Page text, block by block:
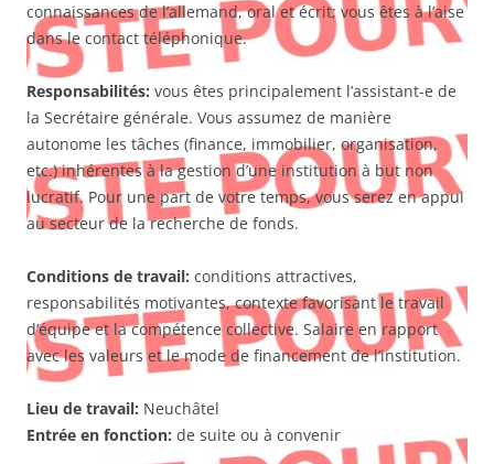
connaissances de l’allemand, oral et écrit; vous êtes à l’aise
dans le contact téléphonique.
Responsabilités: vous êtes principalement l’assistant-e de
la Secrétaire générale. Vous assumez de manière
autonome les tâches (finance, immobilier, organisation,
etc.) inhérentes à la gestion d’une institution à but non
lucratif. Pour une part de votre temps, vous serez en appui
au secteur de la recherche de fonds.
Conditions de travail: conditions attractives,
responsabilités motivantes, contexte favorisant le travail
d’équipe et la compétence collective. Salaire en rapport
avec les valeurs et le mode de financement de l’institution.
Lieu de travail: Neuchâtel
Entrée en fonction: de suite ou à convenir